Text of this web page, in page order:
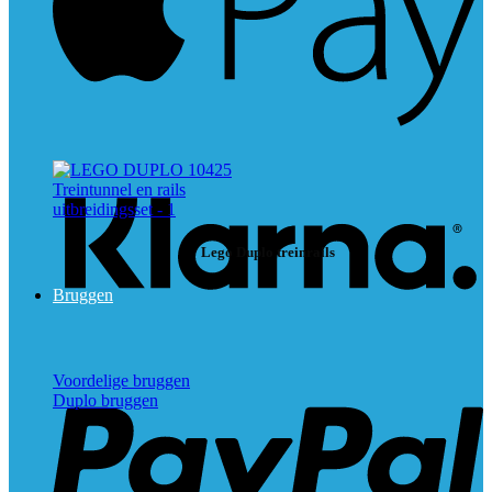
Lego Duplo treinrails
Bruggen
Voordelige bruggen
Duplo bruggen